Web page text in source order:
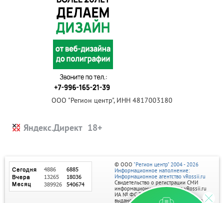
ООО "Регион центр", ИНН 4817003180
Яндекс.Директ
© ООО "Регион центр" 2004 - 2026
Информационное наполнение:
Информационное агентство vRossii.ru
Свидетельство о регистрации СМИ
информационного агентства vRossii.ru
ИА № ФС 77‑35502
выдано РОСКОМНАДЗОРом 04 марта